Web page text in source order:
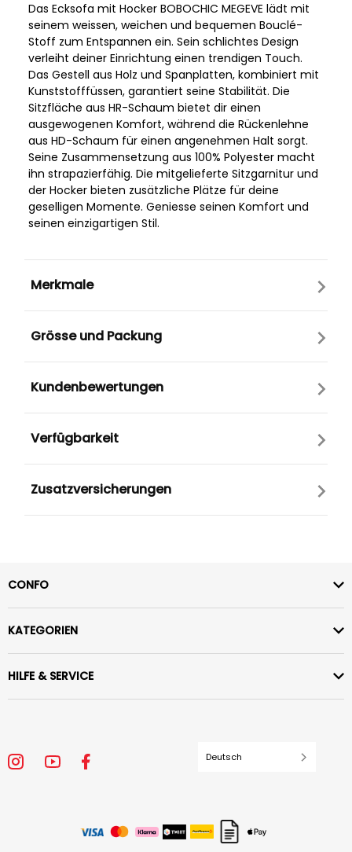
Das Ecksofa mit Hocker BOBOCHIC MEGEVE lädt mit
seinem weissen, weichen und bequemen Bouclé-
Stoff zum Entspannen ein. Sein schlichtes Design
verleiht deiner Einrichtung einen trendigen Touch.
Das Gestell aus Holz und Spanplatten, kombiniert mit
Kunststofffüssen, garantiert seine Stabilität. Die
Sitzfläche aus HR-Schaum bietet dir einen
ausgewogenen Komfort, während die Rückenlehne
aus HD-Schaum für einen angenehmen Halt sorgt.
Seine Zusammensetzung aus 100% Polyester macht
ihn strapazierfähig. Die mitgelieferte Sitzgarnitur und
der Hocker bieten zusätzliche Plätze für deine
geselligen Momente. Geniesse seinen Komfort und
seinen einzigartigen Stil.
Merkmale
Grösse und Packung
Kundenbewertungen
Verfügbarkeit
Zusatzversicherungen
CONFO
KATEGORIEN
HILFE & SERVICE
Deutsch